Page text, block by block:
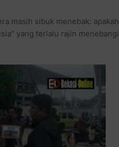
masih sibuk menebak: apakah
yang terlalu rajin menebangi